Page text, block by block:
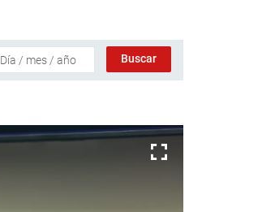
Día / mes / año